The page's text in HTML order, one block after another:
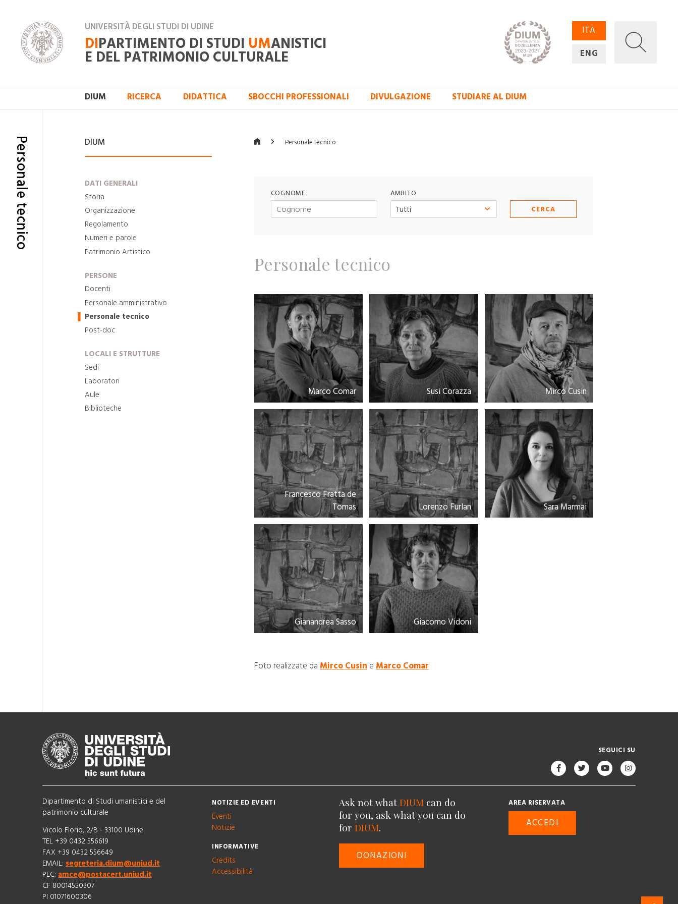
UNIVERSITÀ DEGLI STUDI DI UDINE
DIPARTIMENTO DI STUDI UMANISTICI
E DEL PATRIMONIO CULTURALE
ITA
ENG
DIUM RICERCA DIDATTICA SBOCCHI PROFESSIONALI DIVULGAZIONE STUDIARE AL DIUM
Personale tecnico DIUM
DATI GENERALI
Storia
Organizzazione
Regolamento
Numeri e parole
Patrimonio Artistico
PERSONE
Docenti
Personale amministrativo
Personale tecnico
Post-doc
LOCALI E STRUTTURE
Sedi
Laboratori
Aule
Biblioteche
Personale tecnico
COGNOME
AMBITO
CERCA
Personale tecnico
Marco Comar Susi Corazza Mirco Cusin
Francesco Fratta de
Tomas
Lorenzo Furlan Sara Marmai
Gianandrea Sasso Giacomo Vidoni
Foto realizzate da Mirco Cusin e Marco Comar
SEGUICI SU
Dipartimento di Studi umanistici e del
patrimonio culturale
Vicolo Florio, 2/B - 33100 Udine
TEL +39 0432 556619
FAX +39 0432 556649
EMAIL: segreteria.dium@uniud.it
PEC: amce@postacert.uniud.it
CF 80014550307
PI 01071600306
NOTIZIE ED EVENTI
Eventi
Notizie
INFORMATIVE
Credits
Accessibilità
Ask not what DIUM can do
for you, ask what you can do
for DIUM.
DONAZIONI
AREA RISERVATA
ACCEDI